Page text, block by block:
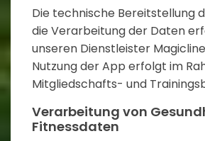
Die technische Bereitstellung
die Verarbeitung der Daten
unseren Dienstleister
Nutzung der App erfolgt im
Mitgliedschafts- und
Verarbeitung von
Fitnessdaten